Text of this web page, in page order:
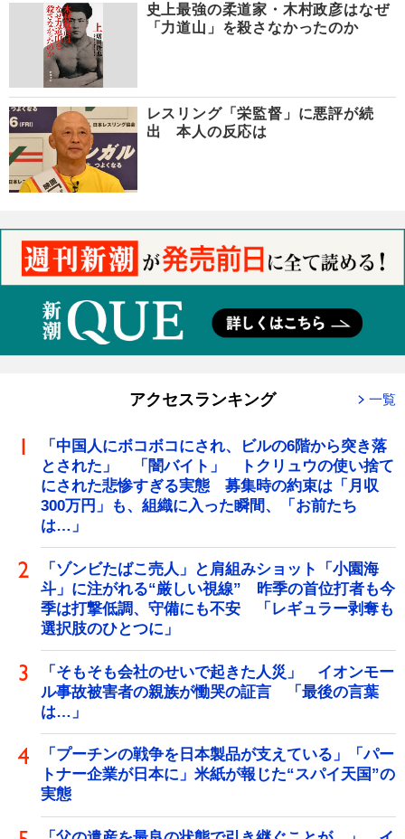
史上最強の柔道家・木村政彦はなぜ
「力道山」を殺さなかったのか
レスリング「栄監督」に悪評が続
出 本人の反応は
アクセスランキング 一覧
「中国人にボコボコにされ、ビルの6階から突き落
とされた」 「闇バイト」 トクリュウの使い捨て
にされた悲惨すぎる実態 募集時の約束は「月収
300万円」も、組織に入った瞬間、「お前たち
は…」
「ゾンビたばこ売人」と肩組みショット「小園海
斗」に注がれる“厳しい視線” 昨季の首位打者も今
季は打撃低調、守備にも不安 「レギュラー剥奪も
選択肢のひとつに」
「そもそも会社のせいで起きた人災」 イオンモー
ル事故被害者の親族が慟哭の証言 「最後の言葉
は…」
「プーチンの戦争を日本製品が支えている」「パー
トナー企業が日本に」米紙が報じた“スパイ天国”の
実態